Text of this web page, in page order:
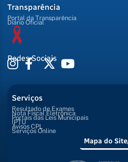
Transparência
Portal da Transparência
Diário Oficial
Redes Sociais
Serviços
Resultado de Exames
Nota Fiscal Eletrônica
Portais das Leis Municipais
IPTU
Avisos CPL
Serviços Online
Mapa do Site